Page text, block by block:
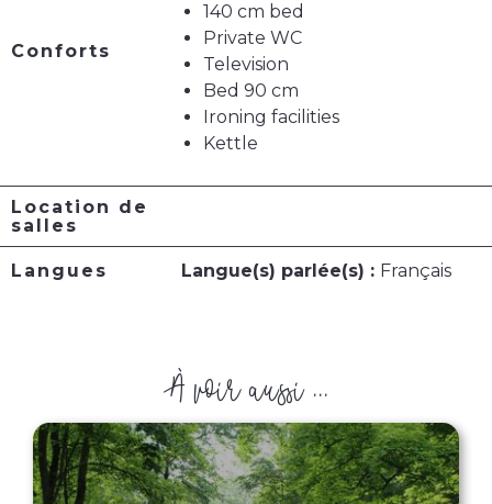
Conforts
140 cm bed
Private WC
Television
Bed 90 cm
Ironing facilities
Kettle
Location de
salles
Langues Langue(s) parlée(s) : Français
À voir aussi ...